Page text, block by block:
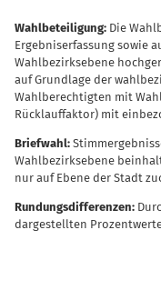
Wahlbeteiligung: Die
Ergebniserfassung sowie
Wahlbezirksebene
auf Grundlage der
Wahlberechtigten mit
Rücklauffaktor) mit
Briefwahl:
Wahlbezirksebene
nur auf Ebene der Stadt
Rundungsdifferenzen:
dargestellten